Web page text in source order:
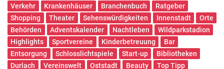
Verkehr Krankenhäuser Branchenbuch
Ratgeber
Shopping
Theater Sehenswürdigkeiten Innenstadt
Orte
Behörden
Adventskalender Nachtleben
Wildparkstadion
Highlights
Sportvereine Kinderbetreuung
Bar
Entsorgung
Schlosslichtspiele Start-up
Bibliotheken
Durlach
Vereinswelt Oststadt Beauty
Top Tipp